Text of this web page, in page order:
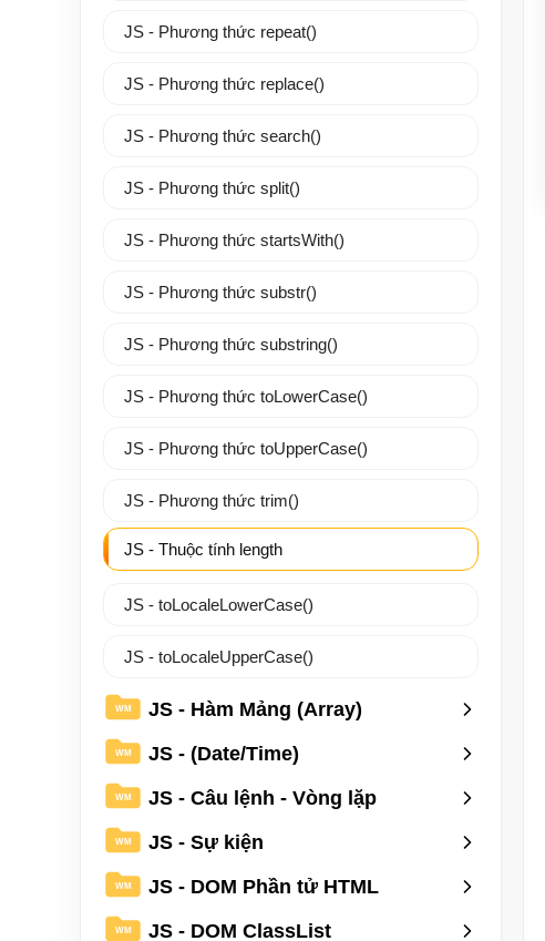
JS - Phương thức repeat()
JS - Phương thức replace()
JS - Phương thức search()
JS - Phương thức split()
JS - Phương thức startsWith()
JS - Phương thức substr()
JS - Phương thức substring()
JS - Phương thức toLowerCase()
JS - Phương thức toUpperCase()
JS - Phương thức trim()
JS - Thuộc tính length
JS - toLocaleLowerCase()
JS - toLocaleUpperCase()
WM JS - Hàm Mảng (Array)
WM JS - (Date/Time)
WM JS - Câu lệnh - Vòng lặp
WM JS - Sự kiện
WM JS - DOM Phần tử HTML
WM JS - DOM ClassList